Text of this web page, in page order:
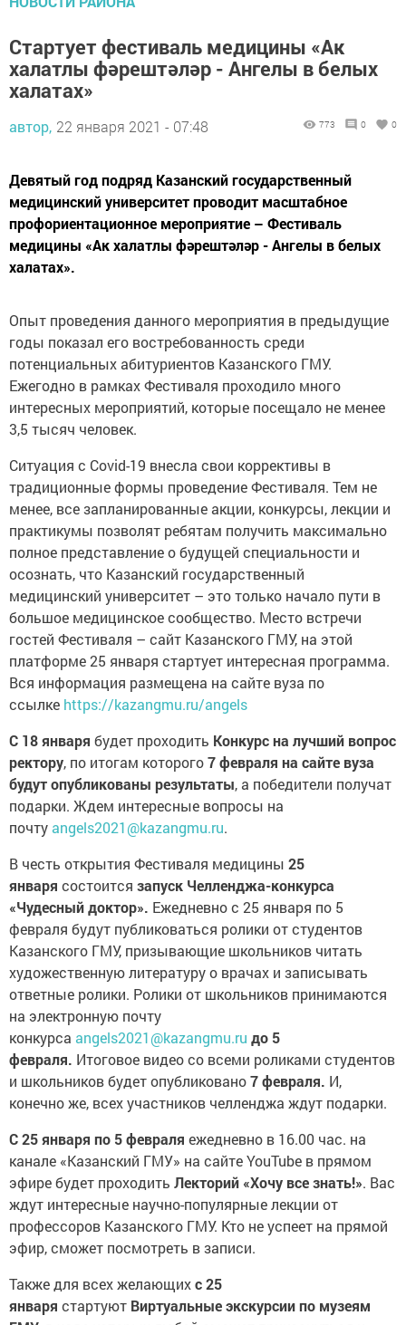
Стартует фестиваль медицины «Ак
халатлы фәрештәләр - Ангелы в белых
халатах»
медицинский университет проводит масштабное
профориентационное мероприятие – Фестиваль
медицины «Ак халатлы фәрештәләр - Ангелы в белых
халатах».
годы показал его востребованность среди
потенциальных абитуриентов Казанского ГМУ.
Ежегодно в рамках Фестиваля проходило много
интересных мероприятий, которые посещало не менее
3,5 тысяч человек.
традиционные формы проведение Фестиваля. Тем не
менее, все запланированные акции, конкурсы, лекции и
практикумы позволят ребятам получить максимально
полное представление о будущей специальности и
осознать, что Казанский государственный
медицинский университет – это только начало пути в
большое медицинское сообщество. Место встречи
гостей Фестиваля – сайт Казанского ГМУ, на этой
платформе 25 января стартует интересная программа.
Вся информация размещена на сайте вуза по
ссылкеhttps://kazangmu.ru/angels
ректору, по итогам которого7 февраля на сайте вуза
будут опубликованы результаты, а победители получат
подарки. Ждем интересные вопросы на
почтуangels2021@kazangmu.ru.
январясостоитсязапуск Челленджа-конкурса
«Чудесный доктор».Ежедневно с 25 января по 5
февраля будут публиковаться ролики от студентов
Казанского ГМУ, призывающие школьников читать
художественную литературу о врачах и записывать
ответные ролики. Ролики от школьников принимаются
на электронную почту
конкурсаangels2021@kazangmu.ru
февраля. Итоговое видео со всеми роликами студентов
и школьников будет опубликовано 7 февраля.И,
конечно же, всех участников челленджа ждут подарки.
канале «Казанский ГМУ» на сайте YouTube в прямом
эфире будет проходитьЛекторий «Хочу все знать!». Вас
ждут интересные научно-популярные лекции от
профессоров Казанского ГМУ. Кто не успеет на прямой
эфир, сможет посмотреть в записи.
январястартуютВиртуальные экскурсии по музеям
ГМУ, в ходе которых любой сможет прикоснуться к